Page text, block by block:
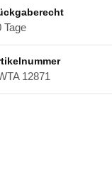
Tage
12871